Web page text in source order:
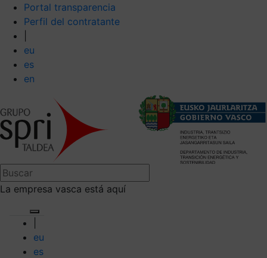
Portal transparencia
Perfil del contratante
eu
es
en
La empresa vasca está aquí
eu
es